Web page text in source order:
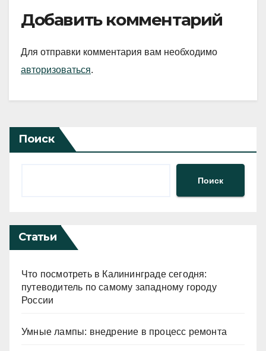
Добавить комментарий
Для отправки комментария вам необходимо
авторизоваться.
Поиск
Поиск
Статьи
Что посмотреть в Калининграде сегодня:
путеводитель по самому западному городу
России
Умные лампы: внедрение в процесс ремонта